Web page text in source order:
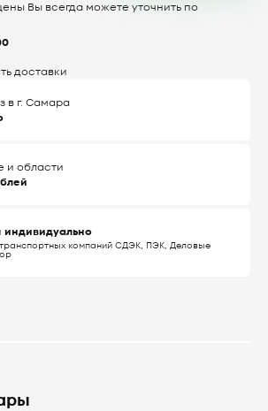
Вы всегда можете уточнить по
доставки
в г. Самара
и области
индивидуально
компаний СДЭК, ПЭК, Деловые